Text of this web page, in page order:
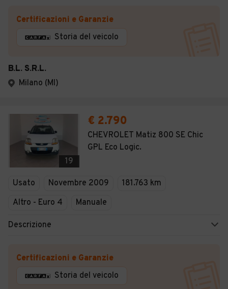
Certificazioni e Garanzie
Storia del veicolo
B.L. S.R.L.
Milano (MI)
19
€ 2.790
CHEVROLET Matiz 800 SE Chic
GPL Eco Logic.
Usato Novembre 2009
181.763 km
Altro - Euro 4
Manuale
Descrizione
Certificazioni e Garanzie
Storia del veicolo